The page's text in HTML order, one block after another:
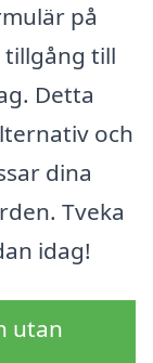
på
tillgång till
Detta
och
dina
Tveka
idag!
utan